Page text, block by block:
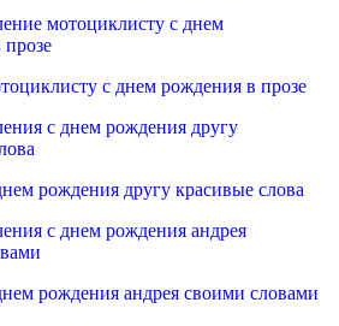
с днем рождения в прозе
рождения другу красивые слова
рождения андрея своими словами